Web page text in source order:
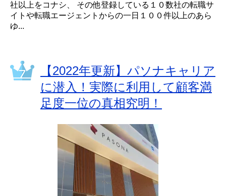
社以上をコナシ、 その他登録している１０数社の転職サ
イトや転職エージェントからの一日１００件以上のあら
ゆ...
【2022年更新】パソナキャリア
に潜入！実際に利用して顧客満
足度一位の真相究明！